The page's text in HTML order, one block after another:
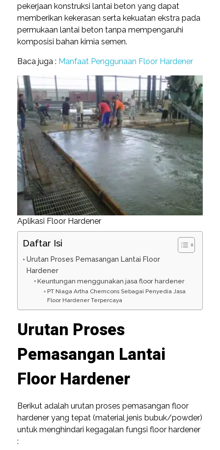
pekerjaan konstruksi lantai beton yang dapat
memberikan kekerasan serta kekuatan ekstra pada
permukaan lantai beton tanpa mempengaruhi
komposisi bahan kimia semen.
Baca juga : Manfaat Penggunaan Floor Hardener
Aplikasi Floor Hardener
Daftar Isi
Urutan Proses Pemasangan Lantai Floor
Hardener
Keuntungan menggunakan jasa floor hardener
PT Niaga Artha Chemcons Sebagai Penyedia Jasa
Floor Hardener Terpercaya
Urutan Proses
Pemasangan Lantai
Floor Hardener
Berikut adalah urutan proses pemasangan floor
hardener yang tepat (material jenis bubuk/powder)
untuk menghindari kegagalan fungsi floor hardener
: